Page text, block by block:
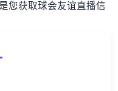
您获取球会友谊直播信